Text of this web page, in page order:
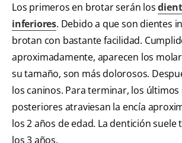
Los primeros en brotar serán los
inferiores. Debido a que son dientes
brotan con bastante facilidad.
aproximadamente, aparecen los
su tamaño, son más dolorosos.
los caninos. Para terminar, los
posteriores atraviesan la encía
los 2 años de edad. La dentición suele
los 3 años.